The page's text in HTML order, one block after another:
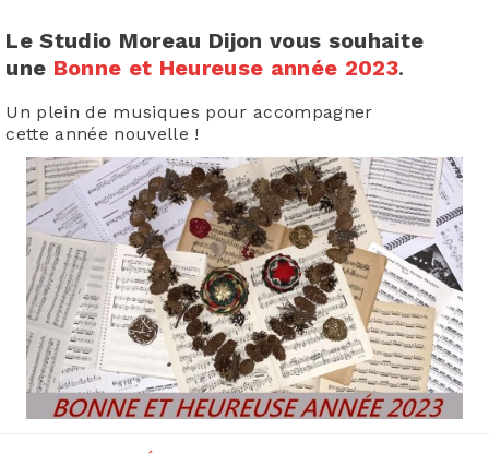
Le Studio Moreau Dijon vous souhaite
une Bonne et Heureuse année 2023.
Un plein de musiques pour accompagner
cette année nouvelle !